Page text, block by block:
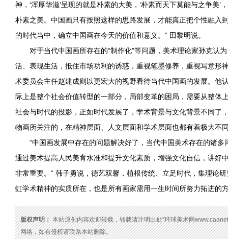
神，‘浑厚华滋’呈现的就是朴素的大美，‘朴素而天下莫能与之争美’
朴素之美。中国画只有按照这样的思路发展，才能真正把个性融入
的时代当中，确立中国画在今天的价值和意义。” 田黎明说。
对于当代中国画所存在的“制作化”等问题，美术理论家孙克认
活、表现生活，抵住市场功利的诱惑，重视笔墨修养，重视写意形
术委员会主任赵建成则以更宏大的视野看待当代中国画的发展。他
际上是整个社会价值转型的一部分，局部变革的困局，需要从整体
社会与时代的投影，正如时代发展了，学术背景与文化背景不同了
物画所关注的，在精神层面、人文层面和学术层面也都有着极大不
“中国画发展中存在的问题解决好了，当代中国美术存在的诸
通过美术提高人民美育水准和提升文化素质，增强文化自信，讲好
非常重要。” 韩子勇说，德艺双馨，植根传统、立足时代，集理论
虹学术精神的实质所在，也是所有画家需用一生时间所努力拓进的
版权声明：本站原创内容欢迎转载，转载请注明出处“环球美术网
网络，如有侵权请联系本站删除。